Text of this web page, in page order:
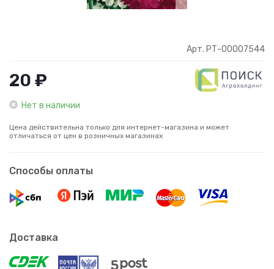
Арт. РТ-00007544
20 ₽
Нет в наличии
Цена действительна только для интернет-магазина и может
отличаться от цен в розничных магазинах
Способы оплаты
Доставка